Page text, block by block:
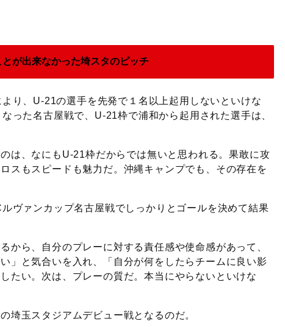
が出来なかった埼スタのピッチ
り、U-21の選手を先発で１名以上起用しないといけな
った名古屋戦で、U-21枠で浦和から起用された選手は、
は、なにもU-21枠だからでは無いと思われる。果敢に攻
スもスピードも魅力だ。沖縄キャンプでも、その存在を
ヴァンカップ名古屋戦でしっかりとゴールを決めて結果
から、自分のプレーに対する責任感や使命感があって、
」と気合いを入れ、「自分が何をしたらチームに良い影
たい。次は、プレーの質だ。本当にやらないといけな
埼玉スタジアムデビュー戦となるのだ。